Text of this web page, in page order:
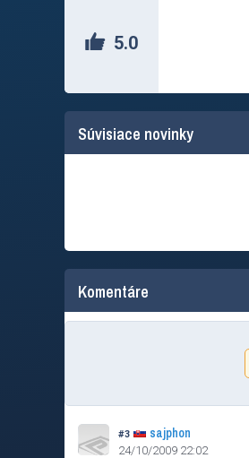
5.0
Súvisiace novinky
Komentáre
#3 sajphon
24/10/2009 22:02